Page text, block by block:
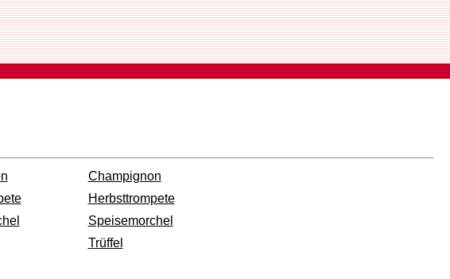
Champignon
Herbsttrompete
Speisemorchel
Trüffel